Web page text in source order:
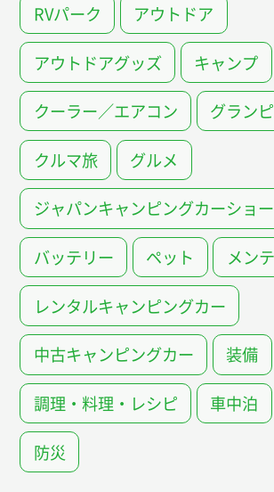
RVパーク アウトドア
アウトドアグッズ キャンプ
クーラー／エアコン グラン
クルマ旅 グルメ
ジャパンキャンピングカーショー
バッテリー ペット メン
レンタルキャンピングカー
中古キャンピングカー 装備
調理・料理・レシピ 車中泊
防災